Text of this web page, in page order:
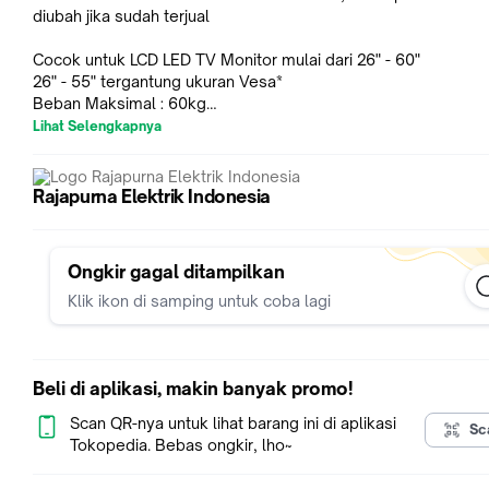
diubah jika sudah terjual
Cocok untuk LCD LED TV Monitor mulai dari 26" - 60"
26" - 55" tergantung ukuran Vesa*
Beban Maksimal : 60kg
Dapat dimiringkan hingga 15 derajat
Profile ( jarak tv ke dinding ) : 7.0 cm
Bisa untuk segala merk TV
- Sudah termasuk baut, fisher, dan kelengkapan lainnya
Kyzuku Bracket TV [26"-60"] merupakan bracket TV yang
kompatibel dengan TV LCD atau LED 26 Inch hingga 60 Inch
untuk ukuran TV 26 " - 60" tergantung pada ukuran VESA-nya.
mengatur sudut pandang ke TV, dan waterpass untuk
Kyzuku Bracket ini dilengkapi dengan sistem penguncian
Lihat Selengkapnya
Rajapurna Elektrik Indonesia
Ongkir gagal ditampilkan
Klik ikon di samping untuk coba lagi
Beli di aplikasi, makin banyak promo!
Scan QR-nya untuk lihat barang ini di aplikasi
Tokopedia. Bebas ongkir, lho~